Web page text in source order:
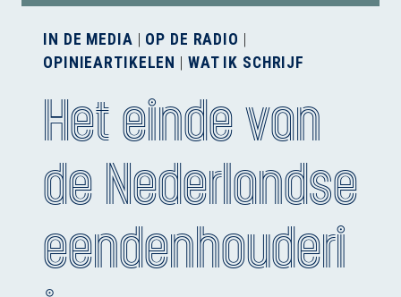
IN DE MEDIA OP DE RADIO
OPINIEARTIKELEN
WAT IK SCHRIJF
Het einde van
de Nederlandse
eendenhouderi